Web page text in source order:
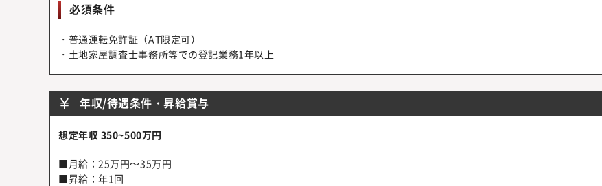
必須条件
・普通運転免許証（AT限定可）
・土地家屋調査士事務所等での登記業務1年以上
年収/待遇条件・昇給賞与
想定年収 350~500万円
■月給：25万円～35万円
■昇給：年1回